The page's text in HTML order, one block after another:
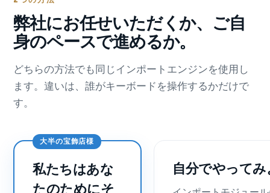
弊社にお任せいただくか、ご自
身のペースで進めるか。
どちらの方法でも同じインポートエンジンを使用し
ます。違いは、誰がキーボードを操作するかだけで
す。
大半の宝飾店様
私たちはあな
たのためにそ
自分でやって